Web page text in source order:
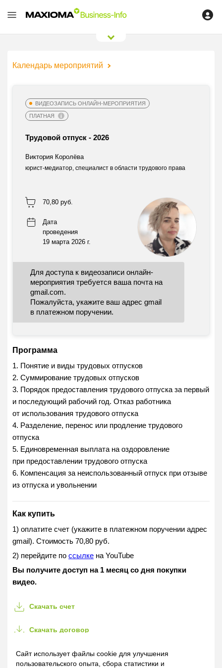
Сайт использует файлы cookie для улучшения
пользовательского опыта, сбора статистики и
Календарь мероприятий
ВИДЕОЗАПИСЬ ОНЛАЙН-МЕРОПРИЯТИЯ
ПЛАТНАЯ
Трудовой отпуск - 2026
Виктория Королёва
юрист-медиатор, специалист в области трудового права
70,80 руб.
Дата
проведения
19 марта 2026 г.
Для доступа к видеозаписи онлайн-
мероприятия требуется ваша почта на
gmail.com.
Пожалуйста, укажите ваш адрес gmail
в платежном поручении.
Программа
1. Понятие и виды трудовых отпусков
2. Суммирование трудовых отпусков
3. Порядок предоставления трудового отпуска за первый
и последующий рабочий год. Отказ работника
от использования трудового отпуска
4. Разделение, перенос или продление трудового
отпуска
5. Единовременная выплата на оздоровление
при предоставлении трудового отпуска
6. Компенсация за неиспользованный отпуск при отзыве
из отпуска и увольнении
Как купить
1) оплатите счет (укажите в платежном поручении адрес
gmail). Стоимость 70,80 руб.
2) перейдите по ссылке на YouTube
Вы получите доступ на 1 месяц со дня покупки
видео.
Скачать счет
Скачать договор
Назначение платежа (для копирования):